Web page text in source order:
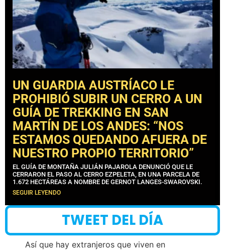
UN GUARDIA AUSTRÍACO LE
PROHIBIÓ SUBIR UN CERRO A UN
GUÍA DE TREKKING EN SAN
MARTÍN DE LOS ANDES: “NOS
ESTAMOS QUEDANDO AFUERA DE
NUESTRO PROPIO TERRITORIO”
EL GUÍA DE MONTAÑA JULIÁN PAJAROLA DENUNCIÓ QUE LE
CERRARON EL PASO AL CERRO EZPELETA, EN UNA PARCELA DE
1.672 HECTÁREAS A NOMBRE DE GERNOT LANGES-SWAROVSKI.
SEGUIR LEYENDO
TWEET DEL DÍA
Así que hay extranjeros que viven en